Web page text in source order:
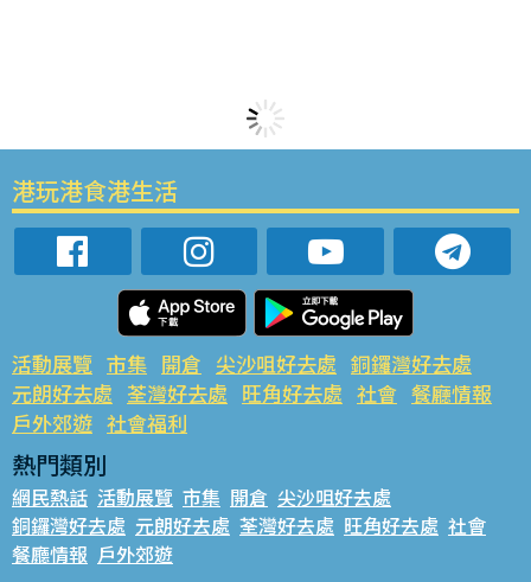
港玩港食港生活
活動展覽 市集 開倉 尖沙咀好去處 銅鑼灣好去處
元朗好去處 荃灣好去處 旺角好去處 社會 餐廳情報
戶外郊遊 社會福利
熱門類別
網民熱話 活動展覽 市集 開倉 尖沙咀好去處
銅鑼灣好去處 元朗好去處 荃灣好去處 旺角好去處 社會
餐廳情報 戶外郊遊